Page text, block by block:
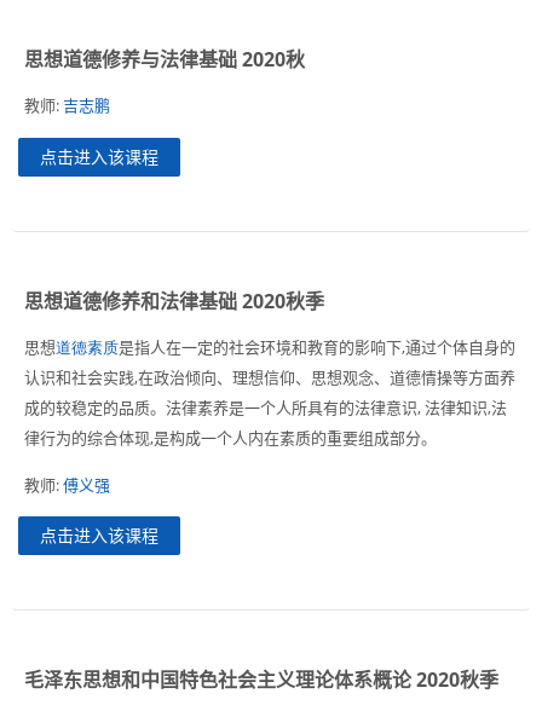
思想道德修养与法律基础 2020秋
教师:吉志鹏
点击进入该课程
思想道德修养和法律基础 2020秋季
思想道德素质是指人在一定的社会环境和教育的影响下,通过个体自身的
认识和社会实践,在政治倾向、理想信仰、思想观念、道德情操等方面养
成的较稳定的品质。法律素养是一个人所具有的法律意识,法律知识,法
律行为的综合体现,是构成一个人内在素质的重要组成部分。
教师:傅义强
点击进入该课程
毛泽东思想和中国特色社会主义理论体系概论 2020秋季